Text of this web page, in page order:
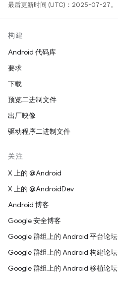
最后更新时间 (UTC)：2025-07-27。
构建
Android 代码库
要求
下载
预览二进制文件
出厂映像
驱动程序二进制文件
关注
X 上的 @Android
X 上的 @AndroidDev
Android 博客
Google 安全博客
Google 群组上的 Android 平台论坛
Google 群组上的 Android 构建论坛
Google 群组上的 Android 移植论坛